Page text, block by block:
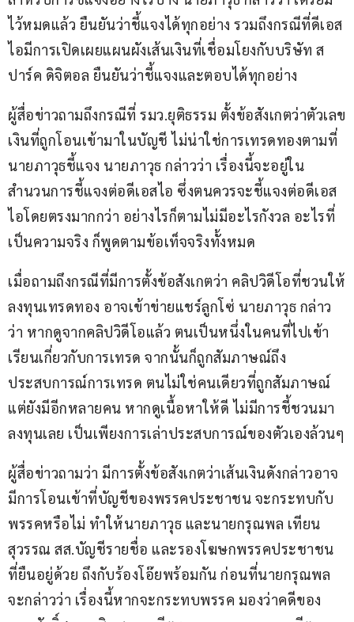
ไว้หมดแล้ว ยืนยันว่าชี้แจงได้ทุกอย่าง รวมถึงกรณีที่ดีเอส
ไอมีการเปิดเผยแผนผังเส้นเงินที่เชื่อมโยงกับบริษัท ส
ปาร์ค ดิจิตอล ยืนยันว่าชี้แจงและตอบได้ทุกอย่าง
ผู้สื่อข่าวถามถึงกรณีที่ รมว.ยุติธรรม ตั้งข้อสังเกตว่าตัวเลข
เงินที่ถูกโอนเข้ามาในบัญชี ไม่น่าใช่การเทรดทองตามที่
นายภาวุธชี้แจง นายภาวุธ กล่าวว่า เรื่องนี้จะอยู่ใน
สำนวนการชี้แจงต่อดีเอสไอ ซึ่งตนควรจะชี้แจงต่อดีเอส
ไอโดยตรงมากกว่า อย่างไรก็ตามไม่มีอะไรกังวล อะไรที่
เป็นความจริง ก็พูดตามข้อเท็จจริงทั้งหมด
เมื่อถามถึงกรณีที่มีการตั้งข้อสังเกตว่า คลิปวิดีโอที่ชวนให้
ลงทุนเทรดทอง อาจเข้าข่ายแชร์ลูกโซ่ นายภาวุธ กล่าว
ว่า หากดูจากคลิปวิดีโอแล้ว ตนเป็นหนึ่งในคนที่ไปเข้า
เรียนเกี่ยวกับการเทรด จากนั้นก็ถูกสัมภาษณ์ถึง
ประสบการณ์การเทรด ตนไม่ใช่คนเดียวที่ถูกสัมภาษณ์
แต่ยังมีอีกหลายคน หากดูเนื้อหาให้ดี ไม่มีการชี้ชวนมา
ลงทุนเลย เป็นเพียงการเล่าประสบการณ์ของตัวเองล้วนๆ
ผู้สื่อข่าวถามว่า มีการตั้งข้อสังเกตว่าเส้นเงินดังกล่าวอาจ
มีการโอนเข้าที่บัญชีของพรรคประชาชน จะกระทบกับ
พรรคหรือไม่ ทำให้นายภาวุธ และนายกรุณพล เทียน
สุวรรณ สส.บัญชีรายชื่อ และรองโฆษกพรรคประชาชน
ที่ยืนอยู่ด้วย ถึงกับร้องโอ๊ยพร้อมกัน ก่อนที่นายกรุณพล
จะกล่าวว่า เรื่องนี้หากจะกระทบพรรค มองว่าคดีของ